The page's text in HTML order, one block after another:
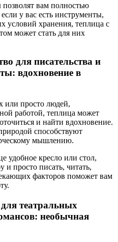
вам полностью
у вас есть инструменты,
условий хранения, теплица с
может стать для них
для писательства и
вдохновение в
или просто людей,
работой, теплица может
и найти вдохновение.
способствуют
мышлению.
удобное кресло или стол,
и просто писать, читать,
факторов поможет вам
театральных
необычная